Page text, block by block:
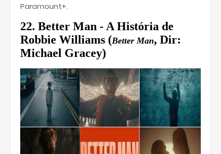
Paramount+.
22. Better Man - A História de
Robbie Williams (Better Man, Dir:
Michael Gracey)